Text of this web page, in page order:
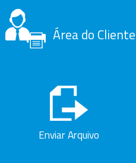
Área do Cliente
Enviar Arquivo